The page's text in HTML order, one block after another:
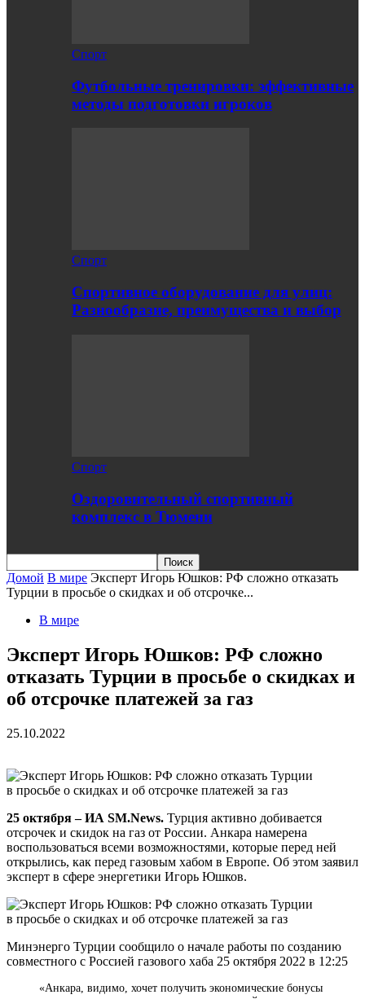
Спорт
Футбольные тренировки: эффективные
методы подготовки игроков
Спорт
Спортивное оборудование для улиц:
Разнообразие, преимущества и выбор
Спорт
Оздоровительный спортивный
комплекс в Тюмени
Домой В мире Эксперт Игорь Юшков: РФ сложно отказать
Турции в просьбе о скидках и об отсрочке...
В мире
Эксперт Игорь Юшков: РФ сложно
отказать Турции в просьбе о скидках и
об отсрочке платежей за газ
25.10.2022
25 октября – ИА SM.News. Турция активно добивается
отсрочек и скидок на газ от России. Анкара намерена
воспользоваться всеми возможностями, которые перед ней
открылись, как перед газовым хабом в Европе. Об этом заявил
эксперт в сфере энергетики Игорь Юшков.
Минэнерго Турции сообщило о начале работы по созданию
совместного с Россией газового хаба 25 октября 2022 в 12:25
«Анкара, видимо, хочет получить экономические бонусы